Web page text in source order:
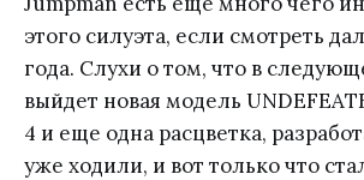
этого силуэта, если смотреть
года. Слухи о том, что в
выйдет новая модель
4 и еще одна расцветка,
уже ходили, и вот только что